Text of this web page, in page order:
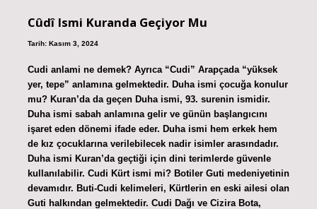
Cûdî Ismi Kuranda Geçiyor Mu
Tarih: Kasım 3, 2024
Cudi anlami ne demek? Ayrıca “Cudi” Arapçada “yüksek
yer, tepe” anlamına gelmektedir. Duha ismi çocuğa konulur
mu? Kuran’da da geçen Duha ismi, 93. surenin ismidir.
Duha ismi sabah anlamına gelir ve günün başlangıcını
işaret eden dönemi ifade eder. Duha ismi hem erkek hem
de kız çocuklarına verilebilecek nadir isimler arasındadır.
Duha ismi Kuran’da geçtiği için dini terimlerde güvenle
kullanılabilir. Cudi Kürt ismi mi? Botiler Guti medeniyetinin
devamıdır. Buti-Cudi kelimeleri, Kürtlerin en eski ailesi olan
Guti halkından gelmektedir. Cudi Dağı ve Cizira Bota,